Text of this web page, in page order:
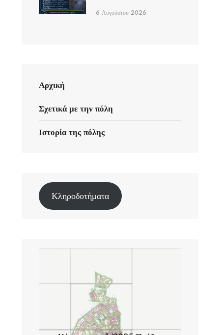
6 Αυγούστου 2026
Αρχική
Σχετικά με την πόλη
Ιστορία της πόλης
Κληροδοτήματα